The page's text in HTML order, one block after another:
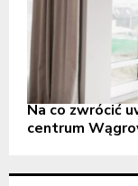
Na co zwrócić
centrum